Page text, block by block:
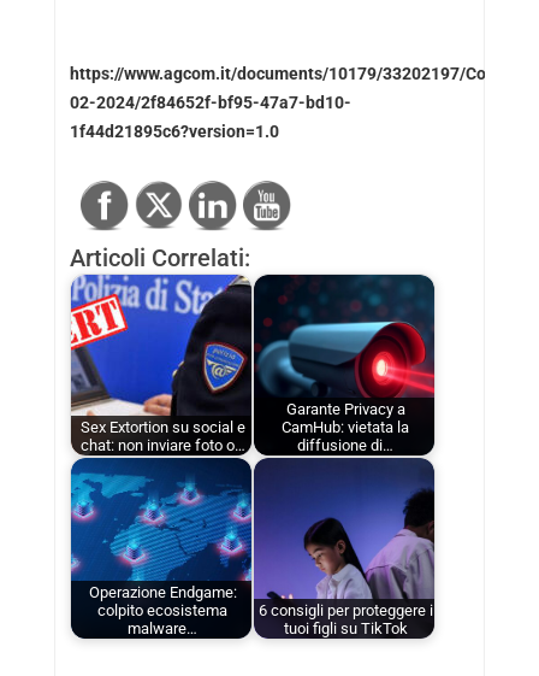
https://www.agcom.it/documents/10179/33202197/
02-2024/2f84652f-bf95-47a7-bd10-
1f44d21895c6?version=1.0
Articoli Correlati:
Sex Extortion su social e
chat: non inviare foto o…
Garante Privacy a
CamHub: vietata la
diffusione di…
Operazione Endgame:
colpito ecosistema
malware…
6 consigli per proteggere i
tuoi figli su TikTok